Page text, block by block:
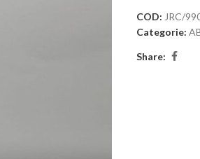
COD: JRC/
Categorie:
Share: